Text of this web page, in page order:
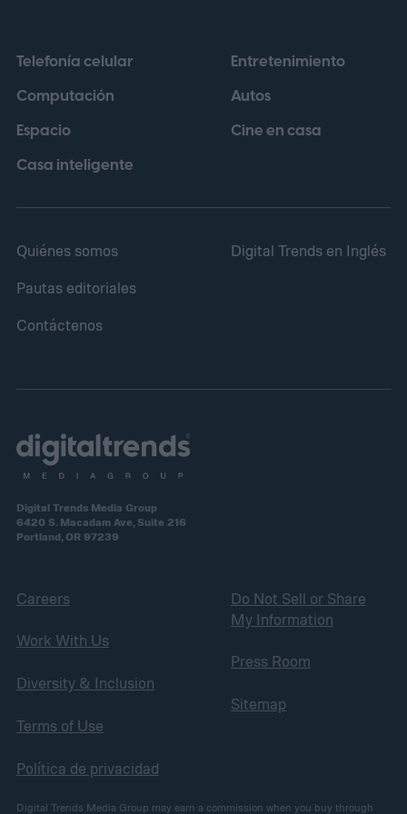
deberán poder retirarse y reemplazarse
con herramientas disponibles
comercialmente a partir del 18 de febrero
de 2027.
Telefonía celular
Computación
Espacio
Casa inteligente
Entretenimiento
Autos
Cine en casa
Quiénes somos
Pautas editoriales
Contáctenos
Digital Trends en Inglés
Digital Trends Media Group
6420 S. Macadam Ave, Suite 216
Portland, OR 97239
Careers
Work With Us
Diversity & Inclusion
Terms of Use
Política de privacidad
Do Not Sell or Share
My Information
Press Room
Sitemap
Digital Trends Media Group may earn a commission when you buy through